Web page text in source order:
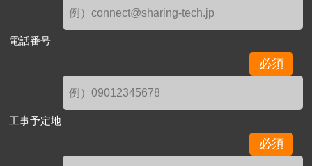
電話番号
必須
工事予定地
必須